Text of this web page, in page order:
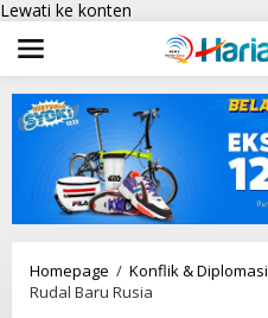
Lewati ke konten
Homepage / Konflik & Diplomasi
Rudal Baru Rusia